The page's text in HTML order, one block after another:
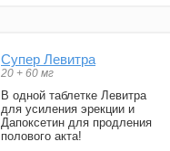
Супер Левитра
20 + 60 мг
В одной таблетке Левитра
для усиления эрекции и
Дапоксетин для продления
полового акта!